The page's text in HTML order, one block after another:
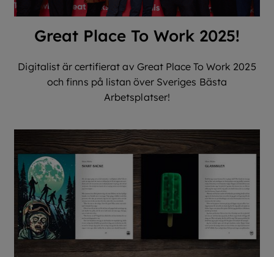
Great Place To Work 2025!
Digitalist är certifierat av Great Place To Work 2025
och finns på listan över Sveriges Bästa
Arbetsplatser!